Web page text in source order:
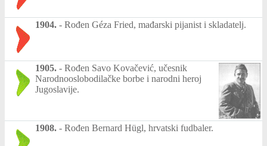
1904. - Rođen Géza Fried, mađarski pijanist i skladatelj.
1905. - Rođen Savo Kovačević, učesnik
Narodnooslobodilačke borbe i narodni heroj
Jugoslavije.
1908. - Rođen Bernard Hügl, hrvatski fudbaler.